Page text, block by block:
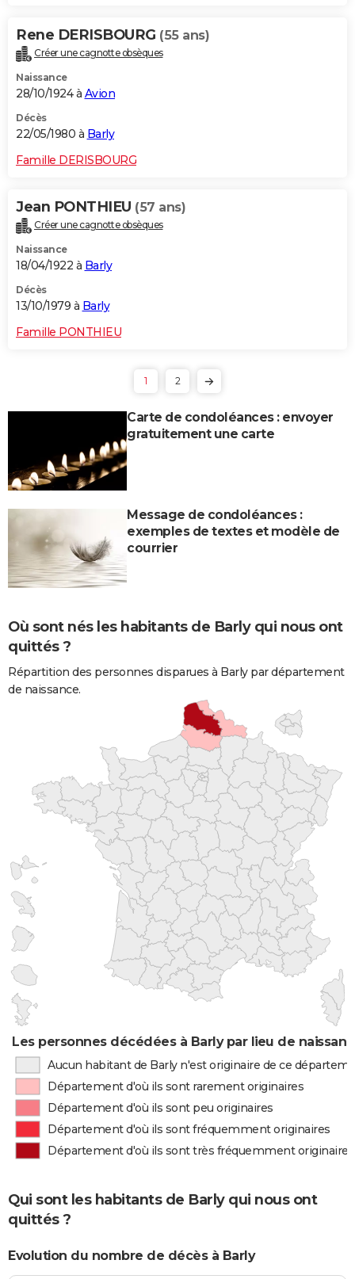
Rene DERISBOURG (55 ans)
Créer une cagnotte obsèques
Naissance
28/10/1924 à Avion
Décès
22/05/1980 à Barly
Famille DERISBOURG
Jean PONTHIEU (57 ans)
Créer une cagnotte obsèques
Naissance
18/04/1922 à Barly
Décès
13/10/1979 à Barly
Famille PONTHIEU
1 2
Carte de condoléances : envoyer
gratuitement une carte
Message de condoléances :
exemples de textes et modèle de
courrier
Où sont nés les habitants de Barly qui nous ont
quittés ?
Répartition des personnes disparues à Barly par département
de naissance.
Les personnes décédées à Barly par lieu de
Aucun habitant de Barly n'est originaire de ce
Département d'où ils sont rarement originaires
Département d'où ils sont peu originaires
Département d'où ils sont fréquemment originaires
Département d'où ils sont très fréquemment originaires
Qui sont les habitants de Barly qui nous ont
quittés ?
Evolution du nombre de décès à Barly